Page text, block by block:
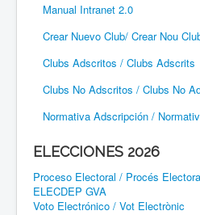
Manual Intranet 2.0
Crear Nuevo Club/ Crear Nou
Clubs Adscritos / Clubs Adscrits
Clubs No Adscritos / Clubs No
Normativa Adscripción /
ELECCIONES 2026
Proceso Electoral / Procés
ELECDEP GVA
Voto Electrónico / Vot Electrònic